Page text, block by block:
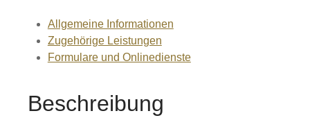
Allgemeine Informationen
Zugehörige Leistungen
Formulare und Onlinedienste
Beschreibung